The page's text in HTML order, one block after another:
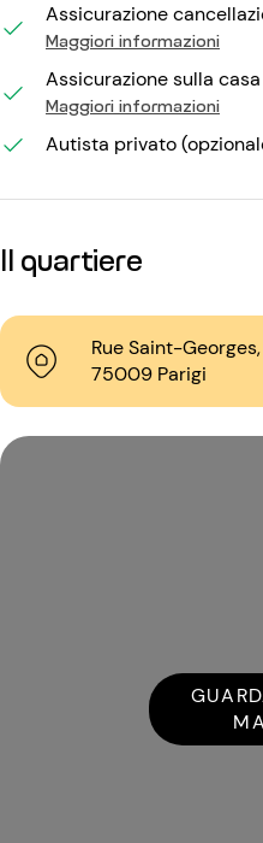
Assicurazione
Maggiori informazioni
Assicurazione sulla
Maggiori informazioni
Autista privato
Il quartiere
Rue Saint-
75009 Parigi